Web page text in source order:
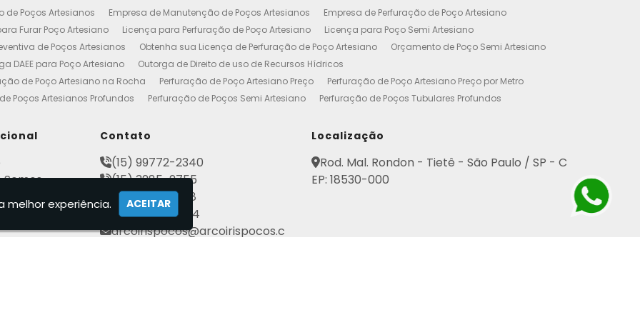
de Poços Artesianos Empresa de Manutenção de Poços Artesianos
Empresa de Perfuração de Poço Artesiano
Furar Poço Artesiano Licença para Perfuração de Poço Artesiano
Licença para Poço Semi Artesiano
de Poços Artesianos Obtenha sua Licença de Perfuração de Poço Artesiano
Orçamento de Poço Semi Artesiano
DAEE para Poço Artesiano
Outorga de Direito de uso de Recursos Hídricos
de Poço Artesiano na Rocha Perfuração de Poço Artesiano Preço
Perfuração de Poço Artesiano Preço por Metro
Poços Artesianos Profundos Perfuração de Poços Semi Artesiano
Perfuração de Poços Tubulares Profundos
Projeto de Perfuração de Poços Artesianos
Quanto Custa o Metro de Perfuração de Poço Artesiano
Licença de Poço Artesiano Manutenção de Poço Artesiano
Perfuração de Poço Artesiano
Poço Tubular Profundo Poços Artesianos Residencial
de Poço Artesiano Poços Artesianos
Outorga Poços Artesianos
Conserto de Bombas de Poço Artesiano Perfuração de Poços
Somos
Contato
(15) 99772-2340
(15) 3285-2755
(15) 3282-2568
(15) 99802-7184
arcoirispocos@arcoirispocos.c
Localização
Rod. Mal. Rondon - Tietê - São Paulo / SP - C
EP: 18530-000
melhor experiência. ACEITAR